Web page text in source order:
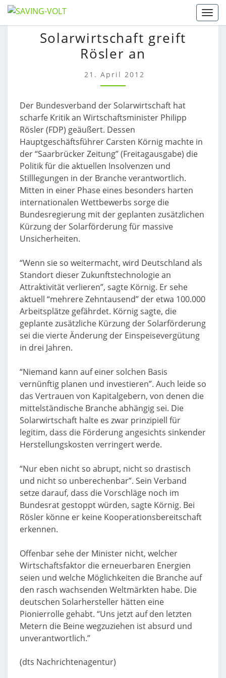
Skip
to
SOLARWIRTSCHAFT
GREIFT
RÖSLER
AN
Solarwirtschaft greift
Rösler an
21. April 2012
Der Bundesverband der Solarwirtschaft hat
scharfe Kritik an Wirtschaftsminister Philipp
Rösler (FDP) geäußert. Dessen
Hauptgeschäftsführer Carsten Körnig machte in
der “Saarbrücker Zeitung” (Freitagausgabe) die
Politik für die aktuellen Insolvenzen und
Stilllegungen in der Branche verantwortlich.
Mitten in einer Phase eines besonders harten
internationalen Wettbewerbs sorge die
Bundesregierung mit der geplanten zusätzlichen
Kürzung der Solarförderung für massive
Unsicherheiten.
“Wenn sie so weitermacht, wird Deutschland als
Standort dieser Zukunftstechnologie an
Attraktivität verlieren”, sagte Körnig. Er sehe
aktuell “mehrere Zehntausend” der etwa 100.000
Arbeitsplätze gefährdet. Körnig sagte, die
geplante zusätzliche Kürzung der Solarförderung
sei die vierte Änderung der Einspeisevergütung
in drei Jahren.
“Niemand kann auf einer solchen Basis
vernünftig planen und investieren”. Auch leide so
das Vertrauen von Kapitalgebern, von denen die
mittelständische Branche abhängig sei. Die
Solarwirtschaft halte es zwar prinzipiell für
legitim, dass die Förderung angesichts sinkender
Herstellungskosten verringert werde.
“Nur eben nicht so abrupt, nicht so drastisch
und nicht so unberechenbar”. Sein Verband
setze darauf, dass die Vorschläge noch im
Bundesrat gestoppt würden, sagte Körnig. Bei
Rösler könne er keine Kooperationsbereitschaft
erkennen.
Offenbar sehe der Minister nicht, welcher
Wirtschaftsfaktor die erneuerbaren Energien
seien und welche Möglichkeiten die Branche auf
den rasch wachsenden Weltmärkten habe. Die
deutschen Solarhersteller hätten eine
Pionierrolle gehabt. “Uns jetzt auf den letzten
Metern die Beine wegzuziehen ist absurd und
unverantwortlich.”
(dts Nachrichtenagentur)